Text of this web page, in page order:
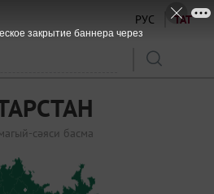
РУС ТАТ
сәяси басма
закрытие баннера через